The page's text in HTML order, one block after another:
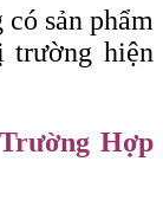
sản phẩm
trường hiện
Hợp